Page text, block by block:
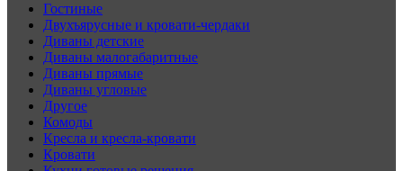
Гостиные
Двухъярусные и кровати-чердаки
Диваны детские
Диваны малогабаритные
Диваны прямые
Диваны угловые
Другое
Комоды
Кресла и кресла-кровати
Кровати